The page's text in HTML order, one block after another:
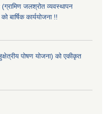
जलश्रोत व्यवस्थापन
बार्षिक कार्ययोजना !!
पोषण योजना) को एकीकृत